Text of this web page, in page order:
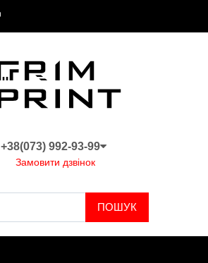
+38(073) 992-93-99
Замовити дзвінок
ПОШУК